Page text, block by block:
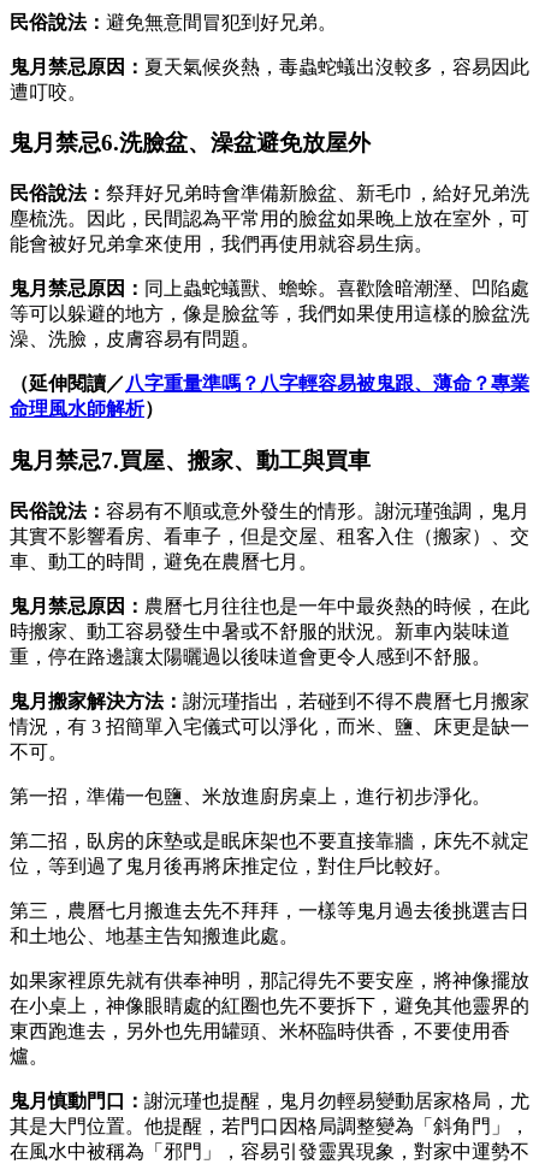
民俗說法： 避免無意間冒犯到好兄弟。
鬼月禁忌原因： 夏天氣候炎熱，毒蟲蛇蟻出沒較多，容易因此
遭叮咬。
鬼月禁忌6.洗臉盆、澡盆避免放屋外
民俗說法： 祭拜好兄弟時會準備新臉盆、新毛巾，給好兄弟洗
塵梳洗。因此，民間認為平常用的臉盆如果晚上放在室外，可
能會被好兄弟拿來使用，我們再使用就容易生病。
鬼月禁忌原因： 同上蟲蛇蟻獸、蟾蜍。喜歡陰暗潮溼、凹陷處
等可以躲避的地方，像是臉盆等，我們如果使用這樣的臉盆洗
澡、洗臉，皮膚容易有問題。
（延伸閱讀／八字重量準嗎？八字輕容易被鬼跟、薄命？專業
命理風水師解析）
鬼月禁忌7.買屋、搬家、動工與買車
民俗說法： 容易有不順或意外發生的情形。謝沅瑾強調，鬼月
其實不影響看房、看車子，但是交屋、租客入住（搬家）、交
車、動工的時間，避免在農曆七月。
鬼月禁忌原因： 農曆七月往往也是一年中最炎熱的時候，在此
時搬家、動工容易發生中暑或不舒服的狀況。新車內裝味道
重，停在路邊讓太陽曬過以後味道會更令人感到不舒服。
鬼月搬家解決方法： 謝沅瑾指出，若碰到不得不農曆七月搬家
情況，有 3 招簡單入宅儀式可以淨化，而米、鹽、床更是缺一
不可。
第一招，準備一包鹽、米放進廚房桌上，進行初步淨化。
第二招，臥房的床墊或是眠床架也不要直接靠牆，床先不就定
位，等到過了鬼月後再將床推定位，對住戶比較好。
第三，農曆七月搬進去先不拜拜，一樣等鬼月過去後挑選吉日
和土地公、地基主告知搬進此處。
如果家裡原先就有供奉神明，那記得先不要安座，將神像擺放
在小桌上，神像眼睛處的紅圈也先不要拆下，避免其他靈界的
東西跑進去，另外也先用罐頭、米杯臨時供香，不要使用香
爐。
鬼月慎動門口： 謝沅瑾也提醒，鬼月勿輕易變動居家格局，尤
其是大門位置。他提醒，若門口因格局調整變為「斜角門」，
在風水中被稱為「邪門」，容易引發靈異現象，對家中運勢不